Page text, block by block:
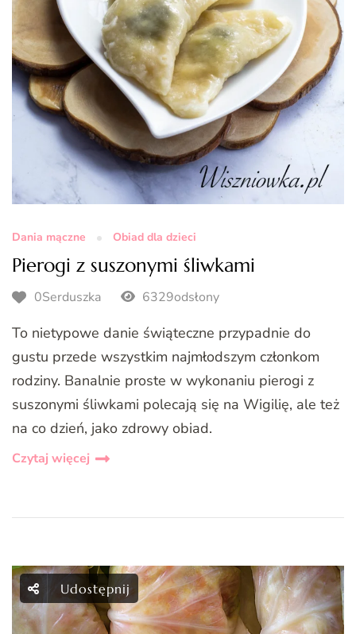
Dania mączne Obiad dla dzieci
Pierogi z suszonymi śliwkami
0Serduszka 6329odsłony
To nietypowe danie świąteczne przypadnie do
gustu przede wszystkim najmłodszym członkom
rodziny. Banalnie proste w wykonaniu pierogi z
suszonymi śliwkami polecają się na Wigilię, ale też
na co dzień, jako zdrowy obiad.
Czytaj więcej
Udostępnij